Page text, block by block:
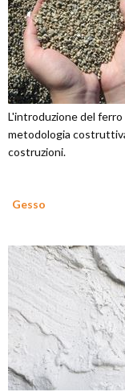
L'introduzione del
metodologia
costruzioni.
Gesso